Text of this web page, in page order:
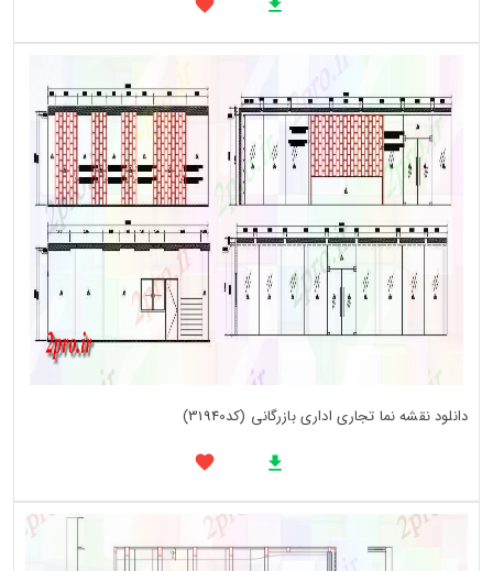
دانلود نقشه نما تجاری اداری بازرگانی (کد31940)